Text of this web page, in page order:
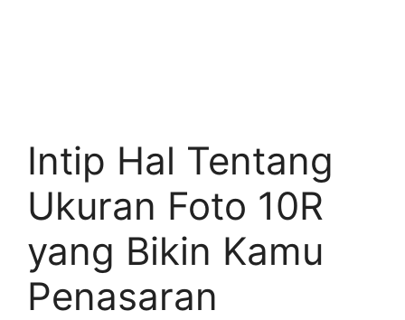
Intip Hal Tentang
Ukuran Foto 10R
yang Bikin Kamu
Penasaran